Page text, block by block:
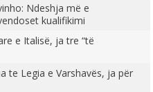
Ndeshja më e
kualifikimi
e Italisë, ja tre “të
te Legia e Varshavës, ja për